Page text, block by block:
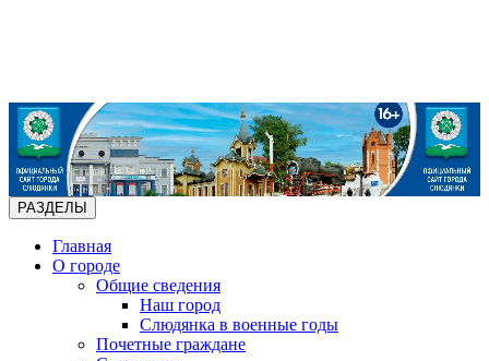
РАЗДЕЛЫ
Главная
О городе
Общие сведения
Наш город
Слюдянка в военные годы
Почетные граждане